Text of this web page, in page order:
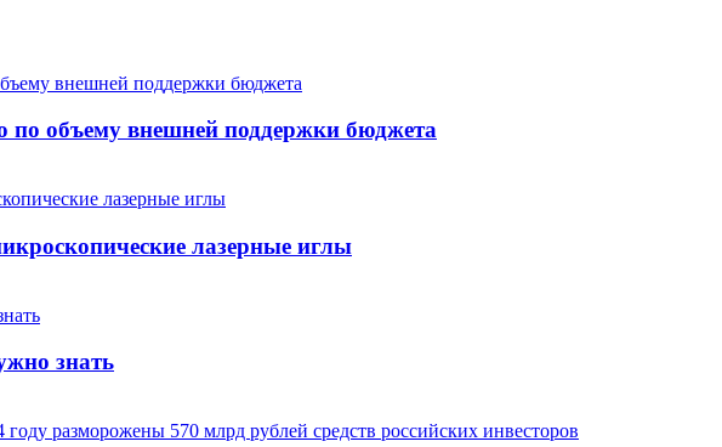
объему внешней поддержки бюджета
лазерные иглы
знать